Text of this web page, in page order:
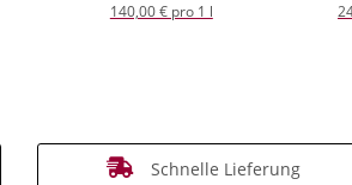
140,00 € pro 1 l
Schnelle Lieferung